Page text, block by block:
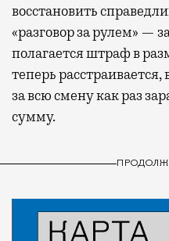
восстановить
«разговор за рулем» —
полагается штраф в
теперь расстраивается,
за всю смену как раз
сумму.